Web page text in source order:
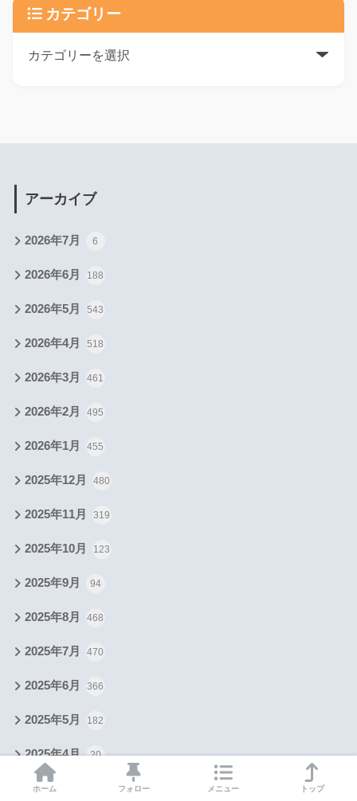
カテゴリー
アーカイブ
2026年7月 6
2026年6月 188
2026年5月 543
2026年4月 518
2026年3月 461
2026年2月 495
2026年1月 455
2025年12月 480
2025年11月 319
2025年10月 123
2025年9月 94
2025年8月 468
2025年7月 470
2025年6月 366
2025年5月 182
2025年4月 20
2024年9月
ホーム フォロー メニュー トップ